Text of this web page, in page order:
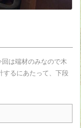
は端材のみなので木
するにあたって、下段